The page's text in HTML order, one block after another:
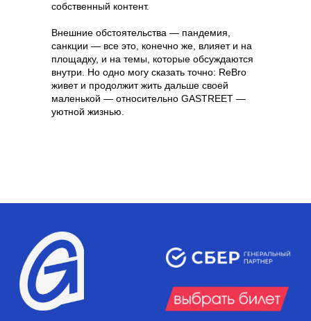
собственный контент.
Внешние обстоятельства — пандемия,
санкции — все это, конечно же, влияет и на
площадку, и на темы, которые обсуждаются
внутри. Но одно могу сказать точно: ReBro
живет и продолжит жить дальше своей
маленькой — относительно GASTREET —
уютной жизнью.